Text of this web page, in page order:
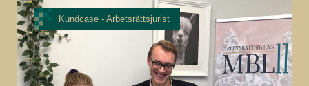
Kundcase - Arbetsrättsjurist